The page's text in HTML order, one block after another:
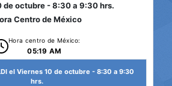
de octubre - 8:30 a 9:30 hrs.
Centro de México
Hora centro de México:
05:19 AM
el Viernes 10 de octubre - 8:30 a 9:30
hrs.